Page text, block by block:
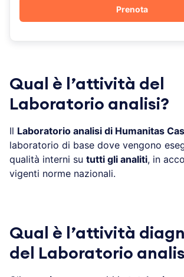
Qual è l’attività del
Laboratorio analisi?
Il Laboratorio analisi di Humanitas
laboratorio di base dove vengono
qualità interni su tutti gli analiti, in
vigenti norme nazionali.
Qual è l’attività
del Laboratorio